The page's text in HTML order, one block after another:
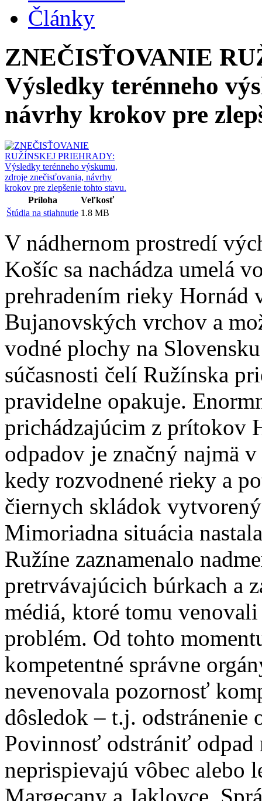
Články
ZNEČISŤOVANIE
Výsledky terénneho
návrhy krokov pre
Príloha
Veľkosť
Štúdia na stiahnutie 1.8 MB
V nádhernom prostredí
Košíc sa nachádza umelá
prehradením rieky
Bujanovských vrchov a
vodné plochy na
súčasnosti čelí Ružínska
pravidelne opakuje.
prichádzajúcim z prítokov
odpadov je značný najmä
kedy rozvodnené rieky a
čiernych skládok
Mimoriadna situácia
Ružíne zaznamenalo
pretrvávajúcich búrkach a
médiá, ktoré tomu
problém. Od tohto
kompetentné správne
nevenovala pozornosť
dôsledok – t.j. odstránenie
Povinnosť odstrániť
neprispievajú vôbec alebo
Margecany a Jaklovce,